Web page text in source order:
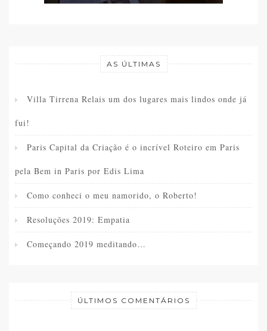
AS ÚLTIMAS
Villa Tirrena Relais um dos lugares mais lindos onde já
fui!
Paris Capital da Criação é o incrível Roteiro em Paris
pela Bem in Paris por Edis Lima
Como conheci o meu namorido, o Roberto!
Resoluções 2019: Empatia
Começando 2019 meditando…
ÚLTIMOS COMENTÁRIOS